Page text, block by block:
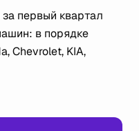
первый квартал
в порядке
Chevrolet, KIA,